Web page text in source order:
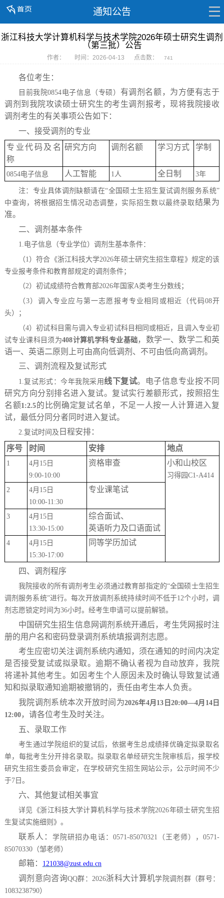
通知公告
浙江科技大学计算机科学与技术学院2026年硕士研究生调剂
（第三批）公告
作者： 时间：2026-04-13 点击数： 741
各位考生：
目前我院0854电子信息（专硕） 有调剂 名额，为方便有志于
调剂到我院攻读硕士研究生的考生调剂报考，现将我院接收
调剂考生的有关事项公告如下：
一、 接受调剂的专业
专业代码及名
称
研究方向 调剂名额 学习方式 学制
0854电子信息 人工智能 1人 全日制 3年
注：专业具体调剂缺额请在“全国硕士生招生复试调剂服务系统”
中查询，将根据招生情况动态调整，实际招生数以最终录取结果为
准。
二、调剂基本条件
1.电子信息（专业学位）调剂生基本条件：
（1 ）符合《浙江科技大学2026年硕士研究生招生章程》规定的该
专业报考条件和教育部规定的调剂条件；
（2）初试成绩符合教育部2026年国家A类考生分数线；
（3）调入专业应与第一志愿报考专业相同或相近（代码08开
头）；
（4）初试科目需与调入专业初试科目相同或相近，且调入专业初
试专业课科目须为408计算机学科专业基础 ，数学一、数学二和英
语一、英语二原则上可由高向低调剂、不可由低向高调剂。
三、调剂流程及复试形式
1. 复试形式：今年我院采用 线下复试。电子信息专业按不同
研究方向分别排名进入复试。复试实行差额形式，按照招生
名额1:2.5的比例确定复试名单，不足一人按一人计算进入复
试，最低分同分者同时进入复试。
2.复试时间及 日程安排：
序号
时间 安排 地点
1 4月 15日
9:00-10:00
资格审查 小和山校区
习得园C1-A414
2
4月 15日
10:00-11:30
专业课笔试
3 4月 15日
13:30-15:00
综合面试、
英语听力及口语面试
4 4月 15日
15:30-17:00
同等学历加试
四、调剂程序
我院接收的所有调剂考生必须通过教育部指定的“全国硕士生招生
调剂服务系统”进行。每次开放调剂系统持续时间不低于12个小时，调
剂志愿锁定时间为36小时。经考生申请可以提前解锁。
中国研究生招生信息网调剂系统开通后，考生凭网报时注
册的用户名和密码登录调剂系统填报调剂志愿。
考生应密切关注调剂系统内通知，须在通知的时间内决定
是否接受复试或拟录取。逾期不确认者视为自动放弃，我院
将递补其他考生。如因考生个人原因未及时确认导致复试通
知和拟录取通知逾期被撤销的，责任由考生本人负责。
我院调剂系统本次开放时间为2026年4月 13 日20:00—4月 14日
12:00，请各位考生及时关注。
五、录取工作
考生通过学院组织的复试后，依据考生总成绩择优确定拟录取名
单，每批考生分开排名录取。拟录取名单经研究生院审核后，报学校
研究生招生委员会审定，在学校研究生招生网站公示，公示时间不少
于7日。
六、其他复试相关事宜
详见《浙江科技大学计算机科学与技术学院2026年硕士研究生招
生复试实施细则》。
联系人：学院研招办电话： 0571-85070321 （王老师），0571-
85070330（邹老师）
邮箱： 121038@zust.edu.cn
调剂意向咨询QQ群： 2026浙科大计算机学院调剂群（群号：
1083238790）